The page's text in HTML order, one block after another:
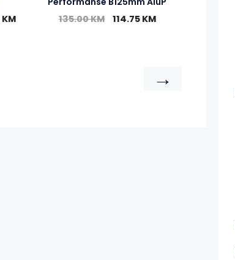
KM
135.00KM 114.75 KM
→